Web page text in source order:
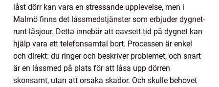
låst dörr kan vara en stressande upplevelse, men i
Malmö finns det låssmedstjänster som erbjuder dygnet-
runt-låsjour. Detta innebär att oavsett tid på dygnet kan
hjälp vara ett telefonsamtal bort. Processen är enkel
och direkt: du ringer och beskriver problemet, och snart
är en låssmed på plats för att låsa upp dörren
skonsamt, utan att orsaka skador. Och skulle behovet